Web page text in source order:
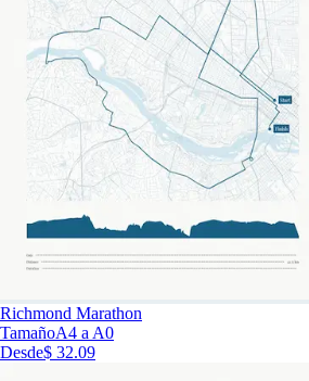
Richmond Marathon
TamañoA4 a A0
Desde$ 32.09